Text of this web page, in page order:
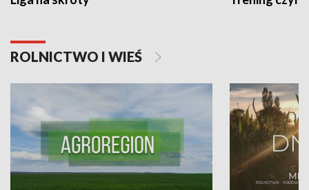
ROLNICTWO I WIEŚ